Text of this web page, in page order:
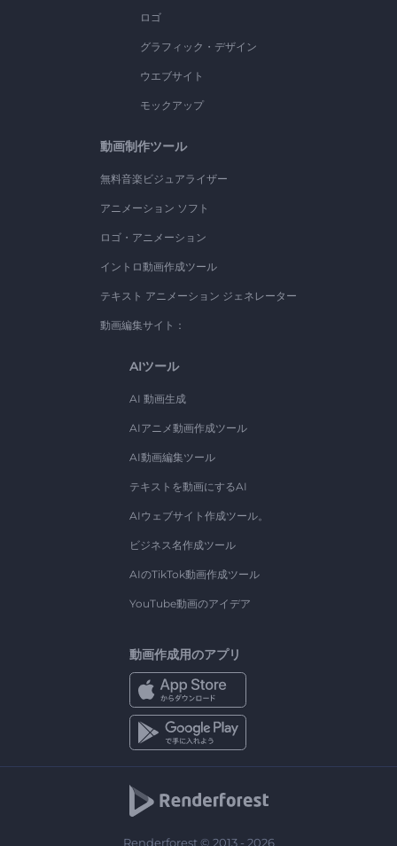
ロゴ
グラフィック・デザイン
ウエブサイト
モックアップ
動画制作ツール
無料音楽ビジュアライザー
アニメーション ソフト
ロゴ・アニメーション
イントロ動画作成ツール
テキスト アニメーション ジェネレーター
動画編集サイト：
AIツール
AI 動画生成
AIアニメ動画作成ツール
AI動画編集ツール
テキストを動画にするAI
AIウェブサイト作成ツール。
ビジネス名作成ツール
AIのTikTok動画作成ツール
YouTube動画のアイデア
動画作成用のアプリ
Renderforest © 2013 - 2026